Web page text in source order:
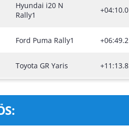
Hyundai i20 N
Rally1
+04:10.0
Ford Puma Rally1 +06:49.2
Toyota GR Yaris +11:13.8